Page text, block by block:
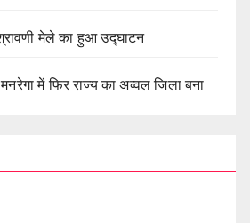
मेले का हुआ उद्घाटन
में फिर राज्य का अव्वल जिला बना